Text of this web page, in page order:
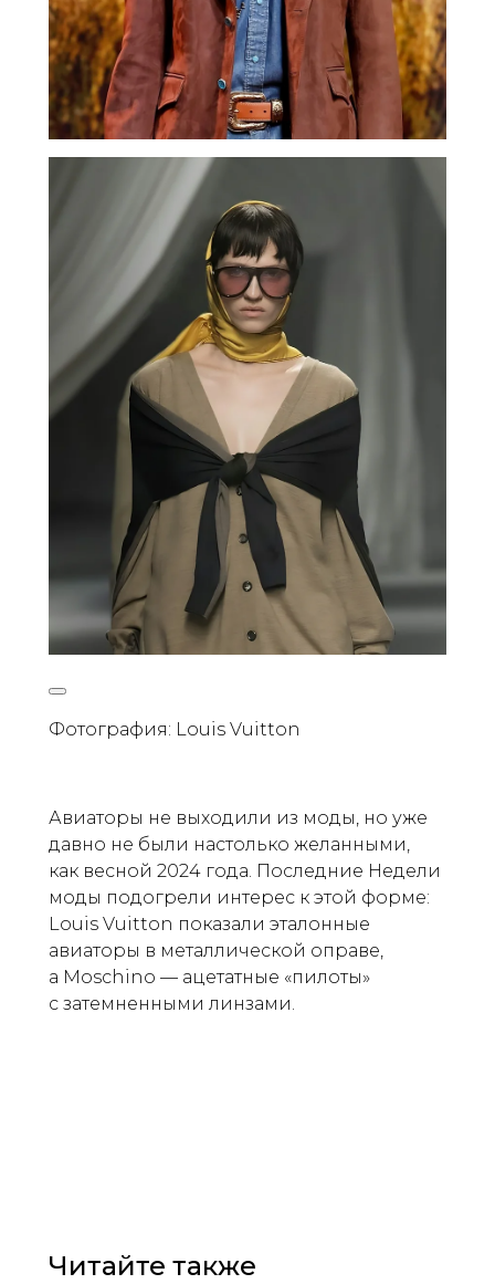
Фотография: Louis Vuitton
Авиаторы не выходили из моды, но уже
давно не были настолько желанными,
как весной 2024 года. Последние Недели
моды подогрели интерес к этой форме:
Louis Vuitton показали эталонные
авиаторы в металлической оправе,
а Moschino — ацетатные «пилоты»
с затемненными линзами.
Читайте также